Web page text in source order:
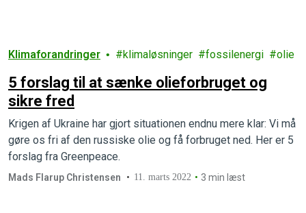
Klimaforandringer klimaløsninger fossilenergi olie
5 forslag til at sænke olieforbruget og
sikre fred
Krigen af Ukraine har gjort situationen endnu mere klar: Vi må
gøre os fri af den russiske olie og få forbruget ned. Her er 5
forslag fra Greenpeace.
Mads Flarup Christensen 11. marts 2022 3 min læst